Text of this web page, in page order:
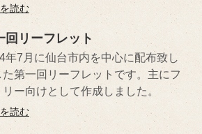
読む
回リーフレット
年7月に仙台市内を中心に配布致し
た第一回リーフレットです。主にフ
リー向けとして作成しました。
読む